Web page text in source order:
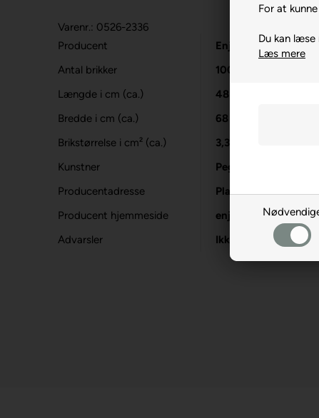
For at
Du kan læse
Læs mere
Varenr.: 0526-2336
Producent
Enjoy
Antal brikker
1000
Længde i cm (ca.)
48
Bredde i cm (ca.)
68
Brikstørrelse i cm² (ca.)
3,3
Kunstner
Peggy Collins
Producentadresse
Platanilor 2, RO-
Producent hjemmeside
enjoy-puzzle.com
Advarsler
Ikke til børn under 3